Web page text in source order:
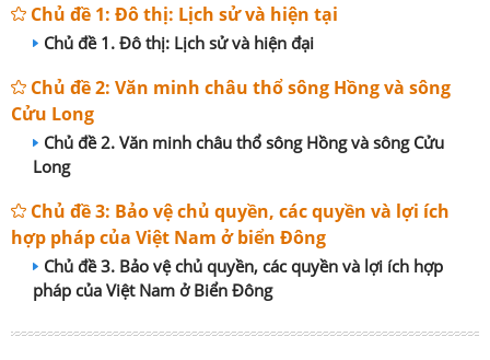
Chủ đề 1: Đô thị: Lịch sử và hiện tại
Chủ đề 1. Đô thị: Lịch sử và hiện đại
Chủ đề 2: Văn minh châu thổ sông Hồng và sông
Cửu Long
Chủ đề 2. Văn minh châu thổ sông Hồng và sông Cửu
Long
Chủ đề 3: Bảo vệ chủ quyền, các quyền và lợi ích
hợp pháp của Việt Nam ở biển Đông
Chủ đề 3. Bảo vệ chủ quyền, các quyền và lợi ích hợp
pháp của Việt Nam ở Biển Đông